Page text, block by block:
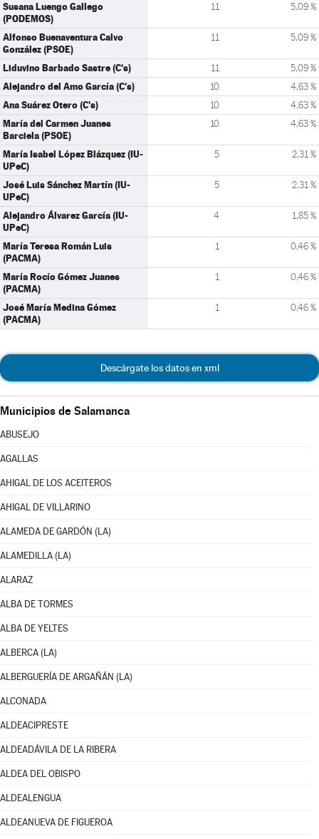
Susana Luengo Gallego
(PODEMOS)
11 5,09 %
Alfonso Buenaventura Calvo
González (PSOE)
11 5,09 %
Liduvino Barbado Sastre (C's) 11 5,09 %
Alejandro del Amo García (C's) 10 4,63 %
Ana Suárez Otero (C's) 10 4,63 %
María del Carmen Juanes
Barciela (PSOE)
10 4,63 %
María Isabel López Blázquez (IU-
UPeC)
5 2,31 %
José Luis Sánchez Martín (IU-
UPeC)
5 2,31 %
Alejandro Álvarez García (IU-
UPeC)
4 1,85 %
María Teresa Román Luis
(PACMA)
1 0,46 %
María Rocío Gómez Juanes
(PACMA)
1 0,46 %
José María Medina Gómez
(PACMA)
1 0,46 %
Descárgate los datos en xml
Municipios de Salamanca
ABUSEJO
AGALLAS
AHIGAL DE LOS ACEITEROS
AHIGAL DE VILLARINO
ALAMEDA DE GARDÓN (LA)
ALAMEDILLA (LA)
ALARAZ
ALBA DE TORMES
ALBA DE YELTES
ALBERCA (LA)
ALBERGUERÍA DE ARGAÑÁN (LA)
ALCONADA
ALDEACIPRESTE
ALDEADÁVILA DE LA RIBERA
ALDEA DEL OBISPO
ALDEALENGUA
ALDEANUEVA DE FIGUEROA